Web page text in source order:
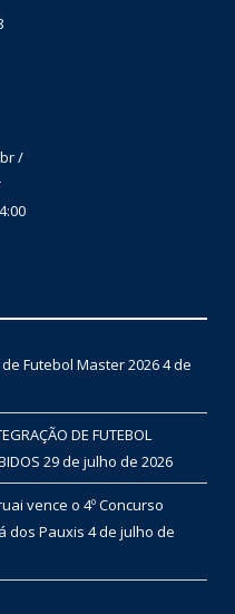
/
Futebol Master 20264 de
DE FUTEBOL
29 de julho de 2026
vence o 4º Concurso
dos Pauxis 4 de julho de